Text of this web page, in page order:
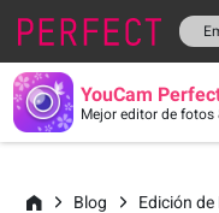
YouCam
Mejor editor de fotos
Blog Edición